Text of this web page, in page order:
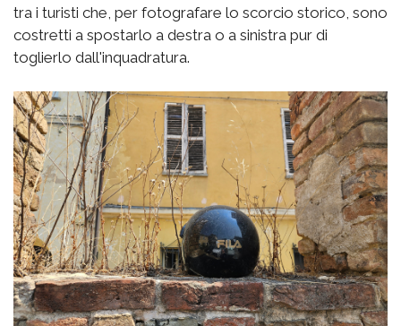
tra i turisti che, per fotografare lo scorcio storico, sono
costretti a spostarlo a destra o a sinistra pur di
toglierlo dall'inquadratura.